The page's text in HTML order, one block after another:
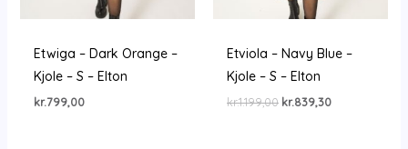
Etwiga – Dark Orange –
Kjole – S – Elton
kr.799,00
Etviola – Navy Blue –
Kjole – S – Elton
kr.1.199,00 Den
kr.839,30Den